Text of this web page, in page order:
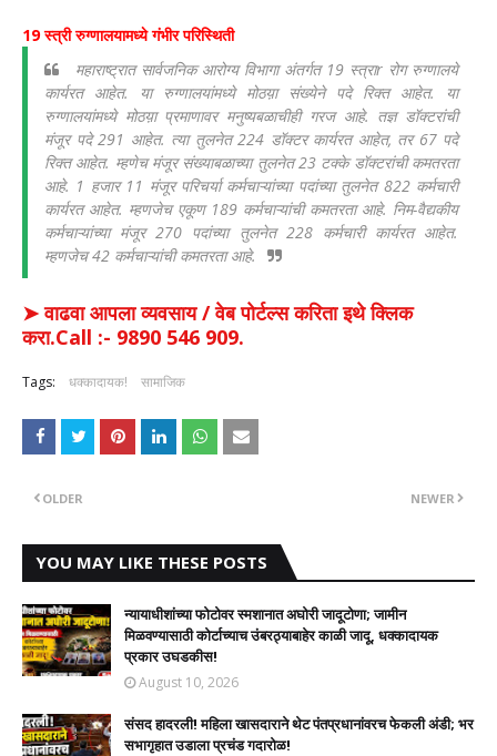
19 स्त्री रुग्णालयामध्ये गंभीर परिस्थिती
महाराष्ट्रात सार्वजनिक आरोग्य विभागा अंतर्गत 19 स्त्राr रोग रुग्णालये
कार्यरत आहेत. या रुग्णालयांमध्ये मोठय़ा संख्येने पदे रिक्त आहेत. या
रुग्णालयांमध्ये मोठय़ा प्रमाणावर मनुष्यबळाचीही गरज आहे. तज्ञ डॉक्टरांची
मंजूर पदे 291 आहेत. त्या तुलनेत 224 डॉक्टर कार्यरत आहेत, तर 67 पदे
रिक्त आहेत. म्हणेच मंजूर संख्याबळाच्या तुलनेत 23 टक्के डॉक्टरांची कमतरता
आहे. 1 हजार 11 मंजूर परिचर्या कर्मचाऱ्यांच्या पदांच्या तुलनेत 822 कर्मचारी
कार्यरत आहेत. म्हणजेच एकूण 189 कर्मचाऱ्यांची कमतरता आहे. निम-वैद्यकीय
कर्मचाऱ्यांच्या मंजूर 270 पदांच्या तुलनेत 228 कर्मचारी कार्यरत आहेत.
म्हणजेच 42 कर्मचाऱ्यांची कमतरता आहे.
➤ वाढवा आपला व्यवसाय / वेब पोर्टल्स करिता इथे क्लिक
करा.Call :- 9890 546 909.
Tags: धक्कादायक! सामाजिक
NEWER
OLDER
YOU MAY LIKE THESE POSTS
न्यायाधीशांच्या फोटोवर स्मशानात अघोरी जादूटोणा; जामीन
मिळवण्यासाठी कोर्टाच्याच उंबरठ्याबाहेर काळी जादू, धक्कादायक
प्रकार उघडकीस!
August 10, 2026
संसद हादरली! महिला खासदाराने थेट पंतप्रधानांवरच फेकली अंडी; भर
सभागृहात उडाला प्रचंड गदारोळ!